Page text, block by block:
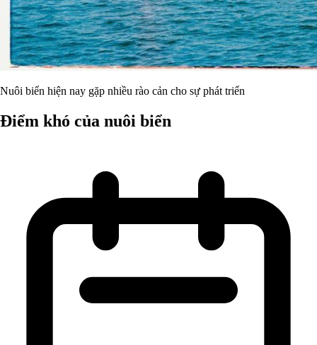
Nuôi biển hiện nay gặp nhiều rào cản cho sự phát triển
Điểm khó của nuôi biển